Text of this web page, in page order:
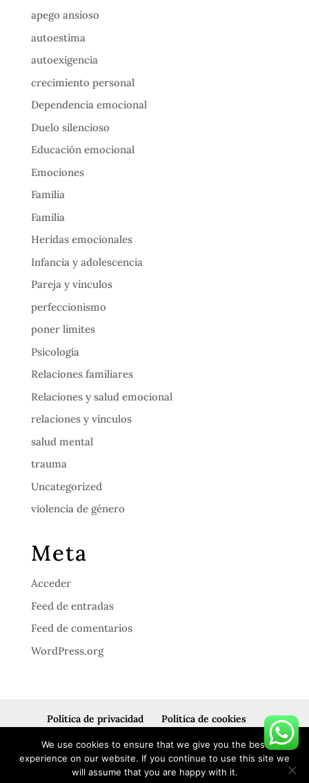
apego ansioso
autoestima
autoexigencia
crecimiento personal
Dependencia emocional
Duelo silencioso
Educación emocional
Emociones
Familia
Familia
Heridas emocionales
Infancia y adolescencia
Pareja y vínculos
perfeccionismo
poner límites
Psicología
Relaciones familiares
Relaciones y salud emocional
relaciones y vínculos
salud mental
trauma
Uncategorized
violencia de género
Meta
Acceder
Feed de entradas
Feed de comentarios
WordPress.org
Política de privacidad
Política de cookies
Diseñado porElegant Themes| Desarrollado por
We use cookies to ensure that we give you the best
experience on our website. If you continue to use this site we
will assume that you are happy with it.